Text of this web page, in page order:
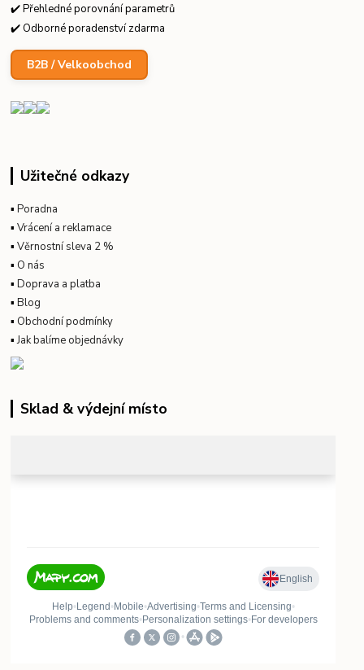
✔️ Přehledné porovnání parametrů
✔️ Odborné poradenství zdarma
B2B / Velkoobchod
Užitečné odkazy
▪Poradna
▪Vrácení a reklamace
▪Věrnostní sleva 2 %
▪ O nás
▪Doprava a platba
▪Blog
▪ Obchodní podmínky
▪Jak balíme objednávky
Sklad & výdejní místo